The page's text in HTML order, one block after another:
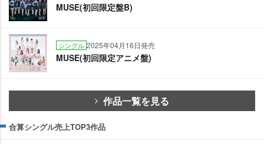
MUSE(初回限定盤B)
シングル 2025年04月16日発売
MUSE(初回限定アニメ盤)
作品一覧を見る
合算シングル売上TOP3作品